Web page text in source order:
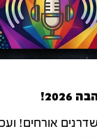
!
אורחים!